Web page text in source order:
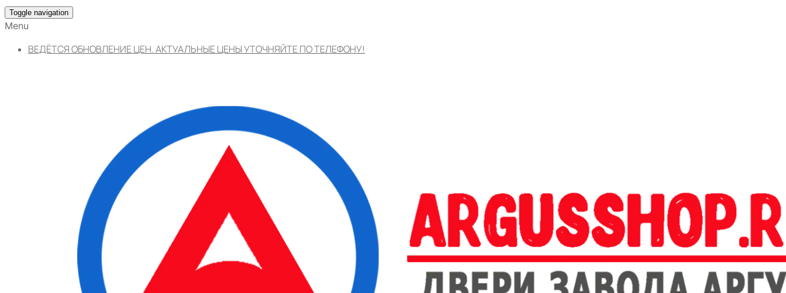
Toggle navigation
Menu
ВЕДЁТСЯ ОБНОВЛЕНИЕ ЦЕН. АКТУАЛЬНЫЕ ЦЕНЫ УТОЧНЯЙТЕ ПО ТЕЛЕФОНУ!